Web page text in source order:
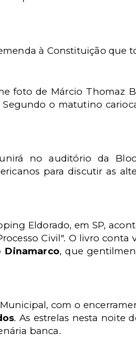
à Constituição que
foto de Márcio Thomaz
o matutino
no auditório da
para discutir as
Eldorado, em SP,
Civil". O livro conta
Dinamarco, que
com o
. As estrelas nesta noite
banca.